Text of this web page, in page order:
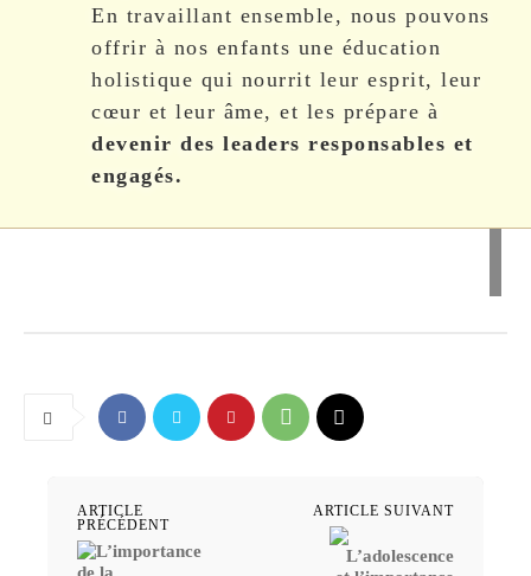
En travaillant ensemble, nous pouvons
offrir à nos enfants une éducation
holistique qui nourrit leur esprit, leur
cœur et leur âme, et les prépare à
devenir des leaders responsables et
engagés.
ARTICLE
PRÉCÉDENT
ARTICLE SUIVANT